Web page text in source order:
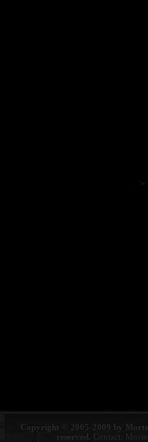
Copyright © 2005-2009 by
reserved. Contact: